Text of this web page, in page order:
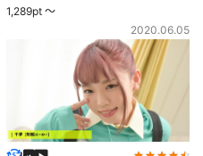
1,289pt ～
2020.06.05